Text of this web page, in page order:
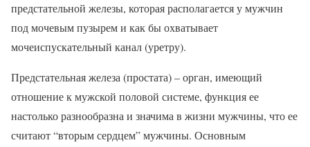
предстательной железы, которая располагается у мужчин
под мочевым пузырем и как бы охватывает
мочеиспускательный канал (уретру).
Предстательная железа (простата) – орган, имеющий
отношение к мужской половой системе, функция ее
настолько разнообразна и значима в жизни мужчины, что ее
считают “вторым сердцем” мужчины. Основным